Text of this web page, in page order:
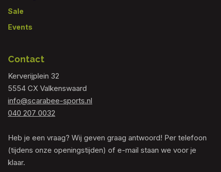
Sale
Events
Contact
Kerverijplein 32
5554 CX Valkenswaard
info@scarabee-sports.nl
040 207 0032
Heb je een vraag? Wij geven graag antwoord! Per telefoon
(tijdens onze openingstijden) of e-mail staan we voor je
klaar.